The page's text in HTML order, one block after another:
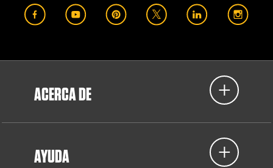
ACERCA DE
AYUDA